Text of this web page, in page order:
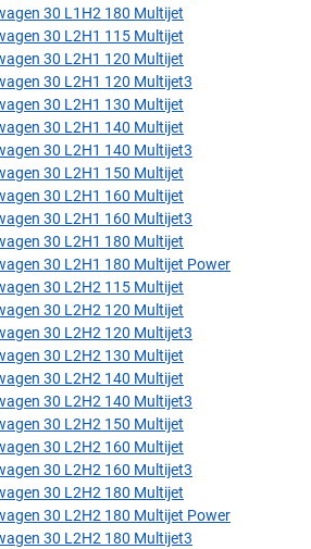
30 L1H2 180 Multijet
30 L2H1 115 Multijet
30 L2H1 120 Multijet
30 L2H1 120 Multijet3
30 L2H1 130 Multijet
30 L2H1 140 Multijet
30 L2H1 140 Multijet3
30 L2H1 150 Multijet
30 L2H1 160 Multijet
30 L2H1 160 Multijet3
30 L2H1 180 Multijet
30 L2H1 180 Multijet Power
30 L2H2 115 Multijet
30 L2H2 120 Multijet
30 L2H2 120 Multijet3
30 L2H2 130 Multijet
30 L2H2 140 Multijet
30 L2H2 140 Multijet3
30 L2H2 150 Multijet
30 L2H2 160 Multijet
30 L2H2 160 Multijet3
30 L2H2 180 Multijet
30 L2H2 180 Multijet Power
30 L2H2 180 Multijet3